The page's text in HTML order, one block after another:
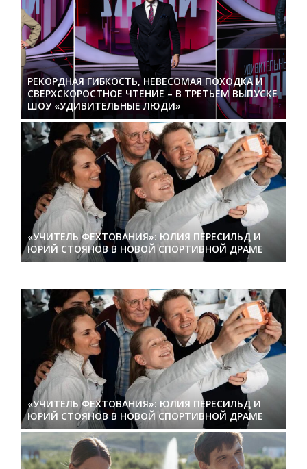
РЕКОРДНАЯ ГИБКОСТЬ, НЕВЕСОМАЯ ПОХОДКА И
СВЕРХСКОРОСТНОЕ ЧТЕНИЕ – В ТРЕТЬЕМ ВЫПУСКЕ
ШОУ «УДИВИТЕЛЬНЫЕ ЛЮДИ»
«УЧИТЕЛЬ ФЕХТОВАНИЯ»: ЮЛИЯ ПЕРЕСИЛЬД И
ЮРИЙ СТОЯНОВ В НОВОЙ СПОРТИВНОЙ ДРАМЕ
«УЧИТЕЛЬ ФЕХТОВАНИЯ»: ЮЛИЯ ПЕРЕСИЛЬД И
ЮРИЙ СТОЯНОВ В НОВОЙ СПОРТИВНОЙ ДРАМЕ